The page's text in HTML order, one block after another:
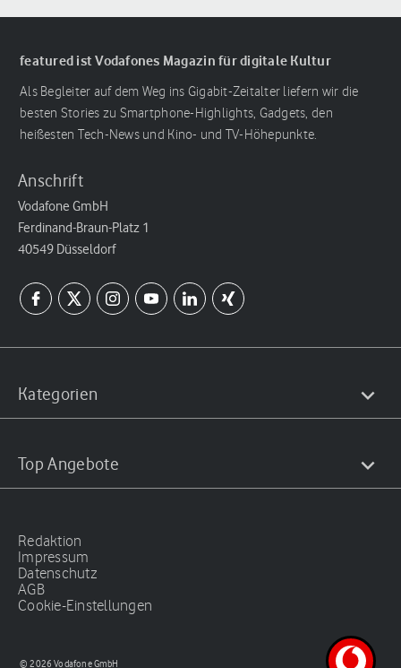
featured ist Vodafones Magazin für digitale Kultur
Als Begleiter auf dem Weg ins Gigabit-Zeitalter liefern wir die
besten Stories zu Smartphone-Highlights, Gadgets, den
heißesten Tech-News und Kino- und TV-Höhepunkte.
Anschrift
Vodafone GmbH
Ferdinand-Braun-Platz 1
40549 Düsseldorf
Kategorien
Top Angebote
Redaktion
Impressum
Datenschutz
AGB
Cookie-Einstellungen
© 2026 Vodafone GmbH